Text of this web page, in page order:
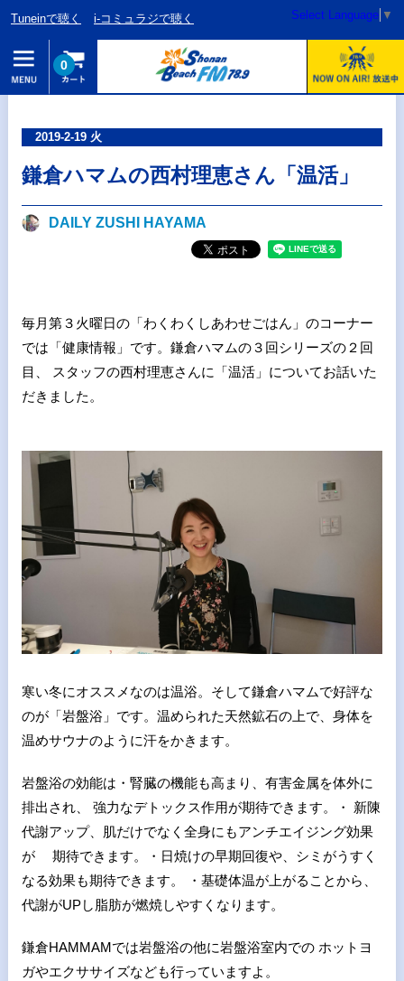
Tuneinで聴く i-コミュラジで聴く Select Language ▼
0
2019-2-19 火
鎌倉ハマムの西村理恵さん「温活」
DAILY ZUSHI HAYAMA
毎月第３火曜日の「わくわくしあわせごはん」のコーナー
では「健康情報」です。鎌倉ハマムの３回シリーズの２回
目、 スタッフの西村理恵さんに「温活」についてお話いた
だきました。
寒い冬にオススメなのは温浴。そして鎌倉ハマムで好評な
のが「岩盤浴」です。温められた天然鉱石の上で、身体を
温めサウナのように汗をかきます。
岩盤浴の効能は・腎臓の機能も高まり、有害金属を体外に
排出され、 強力なデトックス作用が期待できます。・ 新陳
代謝アップ、肌だけでなく全身にもアンチエイジング効果
が 期待できます。・日焼けの早期回復や、シミがうすく
なる効果も期待できます。 ​・基礎体温が上がることから、
代謝がUPし脂肪が燃焼しやすくなります。
鎌倉HAMMAMでは岩盤浴の他に岩盤浴室内での ホットヨ
ガやエクササイズなども行っていますよ。